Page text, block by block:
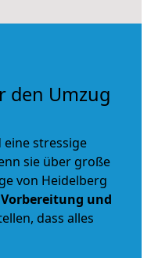
den Umzug
eine stressige
sie über große
von Heidelberg
Vorbereitung und
dass alles